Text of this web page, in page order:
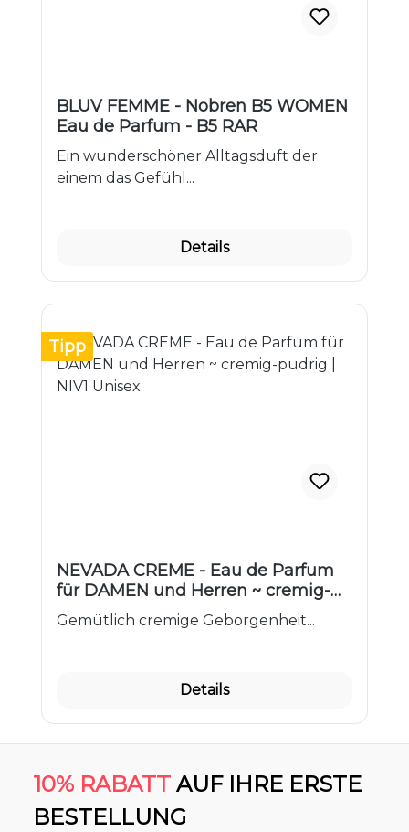
BLUV FEMME - Nobren B5 WOMEN
Eau de Parfum - B5 RAR
Ein wunderschöner Alltagsduft der
einem das Gefühl...
Details
Tipp
NEVADA CREME - Eau de Parfum
für DAMEN und Herren ~ cremig-
pudrig | NIV1 Unisex
Gemütlich cremige Geborgenheit...
Details
10% RABATT AUF IHRE ERSTE
BESTELLUNG